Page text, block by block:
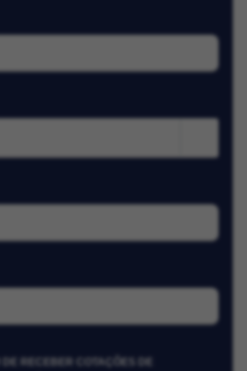
DE RECEBER COTAÇÕES DE